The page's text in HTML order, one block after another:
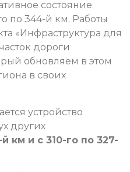
состояние
по 344-й км. Работы
«Инфраструктура для
дороги
обновляем в этом
в своих
устройство
других
км и с 310-го по 327-